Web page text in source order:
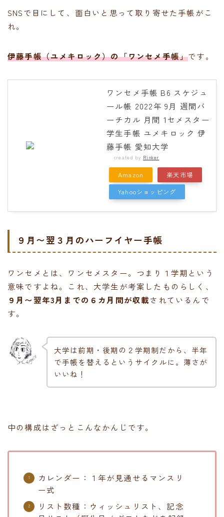
SNSで目にして、面白いと思って取り寄せた手帳がこ
れ。
伊藤手帳（ユメキロック）の「ワンセメ手帳」です。
ワンセメ手帳 B6 スケジュ
ール帳 2022年 9月 週間バ
ーチカル 月間 1セメスター
学生手帳 ユメキロック 伊
藤手帳 愛知大学
created by Rinker
Amazon
楽天市場
Yahooショッピング
９月〜翌３月のハーフイヤー手帳
ワンセメとは、ワンセメスター。つまり１学期という
意味ですよね。これ、大学生が考案したものらしく、
９月〜翌年3月までの６カ月間が収載されているんで
す。
大学は前期・後期の２学期制だから、半年
で手帳を替えるというサイクルに。薄さが
いいね！
中の構成はざっとこんなかんじです。
カレンダー：１年が見通せるマンスリ
ー式
リスト数種：ウィッシュリスト、記念